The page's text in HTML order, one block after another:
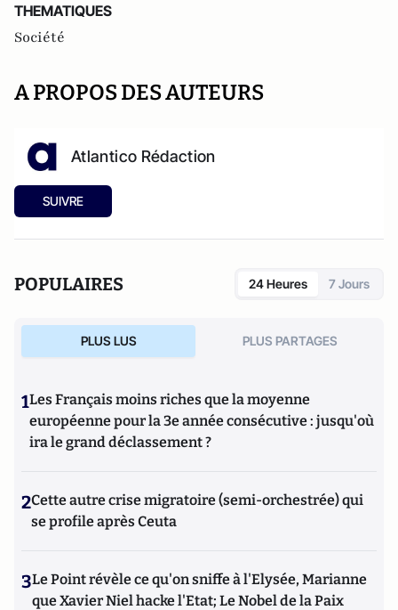
THEMATIQUES
Société
A PROPOS DES AUTEURS
Atlantico Rédaction
SUIVRE
POPULAIRES 24 Heures 7 Jours
PLUS LUS PLUS PARTAGES
1Les Français moins riches que la moyenne
européenne pour la 3e année consécutive : jusqu'où
ira le grand déclassement ?
2Cette autre crise migratoire (semi-orchestrée) qui
se profile après Ceuta
3Le Point révèle ce qu'on sniffe à l'Elysée, Marianne
que Xavier Niel hacke l'Etat; Le Nobel de la Paix